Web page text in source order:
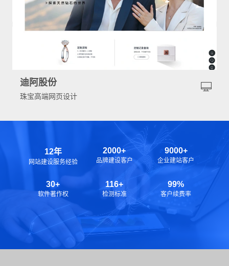
迪阿股份
珠宝高端网页设计
12年
网站建设服务经验
2000+
品牌建设客户
9000+
企业建站客户
30+
软件著作权
116+
检测标准
99%
客户续费率